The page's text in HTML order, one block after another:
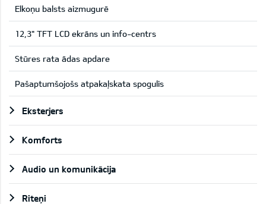
Elkoņu balsts aizmugurē
12,3" TFT LCD ekrāns un info-centrs
Stūres rata ādas apdare
Pašaptumšojošs atpakaļskata spogulis
Eksterjers
Komforts
Audio un komunikācija
Riteņi